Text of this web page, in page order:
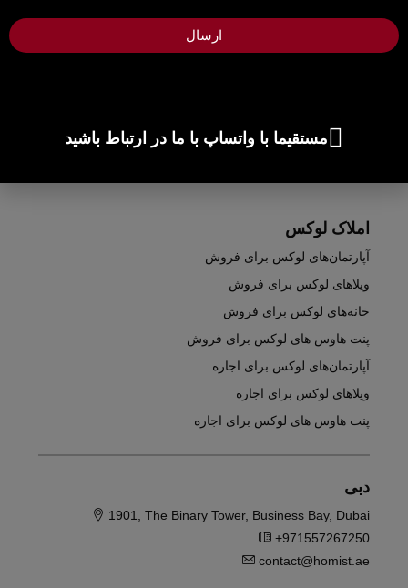
مدیریت املاک در دبی
املاک لوکس
آپارتمان‌های لوکس برای فروش
ویلاهای لوکس برای فروش
خانه‌های لوکس برای فروش
پنت هاوس های لوکس برای فروش
آپارتمان‌های لوکس برای اجاره
ویلاهای لوکس برای اجاره
پنت هاوس های لوکس برای اجاره
دبی
1901, The Binary Tower, Business Bay, Dubai
+971557267250
contact@homist.ae
ارسال
مستقیما با واتساپ با ما در ارتباط باشید